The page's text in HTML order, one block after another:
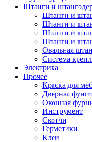
Штанги и
Штанги и
Штанги и
Штанги и
Штанги и
Овальная
Система
Электрика
Прочее
Краска для
Дверная
Оконная
Инструмент
Скотчи
Герметики
Клеи